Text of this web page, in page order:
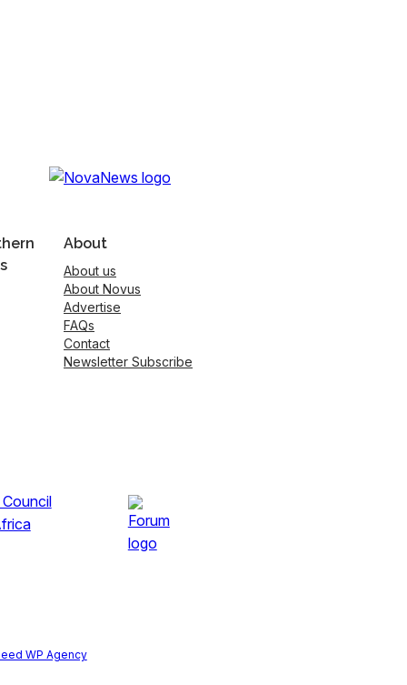
About
About us
About Novus
Advertise
FAQs
Contact
Newsletter Subscribe
WP Agency